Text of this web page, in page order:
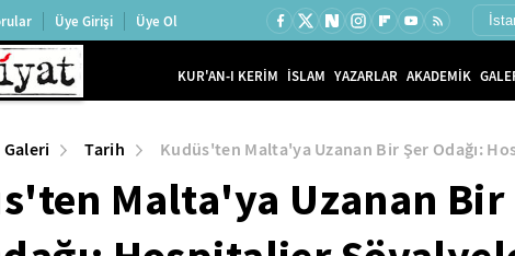
Üye Girişi Üye Ol
KUR'AN-I KERİM İSLAM YAZARLAR AKADEMİK
Galeri Tarih Kudüs'ten Malta'ya Uzanan Bir Şer Odağı:
Malta'ya Uzanan Bir